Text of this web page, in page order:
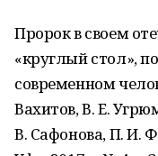
Пророк в своем
«круглый стол»,
современном
Вахитов, В. Е.
В. Сафонова, П. И.